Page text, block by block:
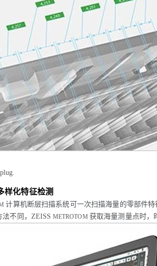
样化特征检测
计算机断层扫描系统可一次扫描海量的零部件
不同，ZEISS METROTOM 获取海量测量点时，